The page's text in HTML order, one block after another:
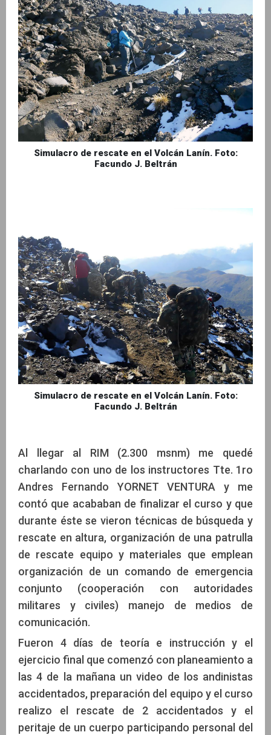
Simulacro de rescate en el Volcán Lanín. Foto:
Facundo J. Beltrán
Simulacro de rescate en el Volcán Lanín. Foto:
Facundo J. Beltrán
Al llegar al RIM (2.300 msnm) me quedé
charlando con uno de los instructores Tte. 1ro
Andres Fernando YORNET VENTURA y me
contó que acababan de finalizar el curso y que
durante éste se vieron técnicas de búsqueda y
rescate en altura, organización de una patrulla
de rescate equipo y materiales que emplean
organización de un comando de emergencia
conjunto (cooperación con autoridades
militares y civiles) manejo de medios de
comunicación.
Fueron 4 días de teoría e instrucción y el
ejercicio final que comenzó con planeamiento a
las 4 de la mañana un video de los andinistas
accidentados, preparación del equipo y el curso
realizo el rescate de 2 accidentados y el
peritaje de un cuerpo participando personal del